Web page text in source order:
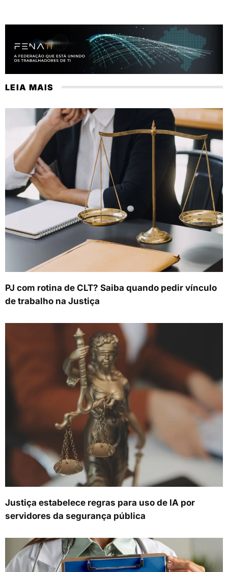
LEIA MAIS
PJ com rotina de CLT? Saiba quando pedir vínculo
de trabalho na Justiça
Justiça estabelece regras para uso de IA por
servidores da segurança pública